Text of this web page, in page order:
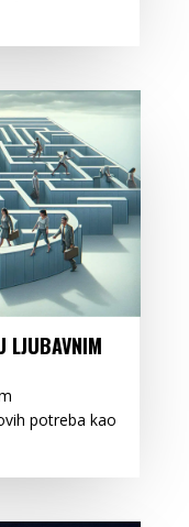
LJUBAVNIM
potreba kao